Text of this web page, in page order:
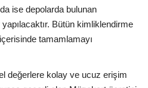
ise depolarda bulunan
Bütün kimliklendirme
tamamlamayı
değerlere kolay ve ucuz erişim